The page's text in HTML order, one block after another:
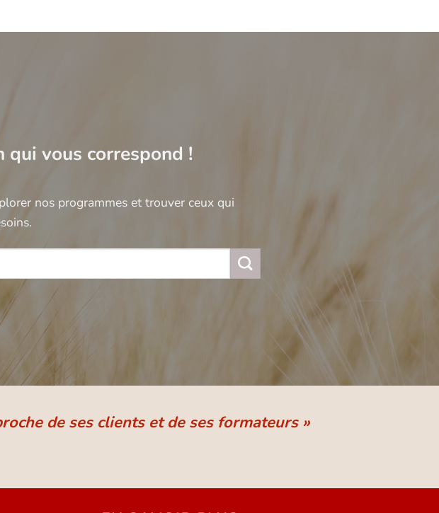
qui vous correspond !
nos programmes et trouver ceux qui
de ses clients et de ses formateurs »